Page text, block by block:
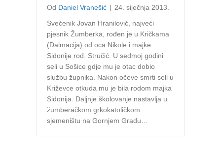
Od Daniel Vranešić | 24. siječnja 2013.
Svećenik Jovan Hranilović, najveći
pjesnik Žumberka, rođen je u Kričkama
(Dalmacija) od oca Nikole i majke
Sidonije rođ. Stručić. U sedmoj godini
seli u Sošice gdje mu je otac dobio
službu župnika. Nakon očeve smrti seli u
Križevce otkuda mu je bila rodom majka
Sidonija. Daljnje školovanje nastavlja u
žumberačkom grkokatoličkom
sjemeništu na Gornjem Gradu…